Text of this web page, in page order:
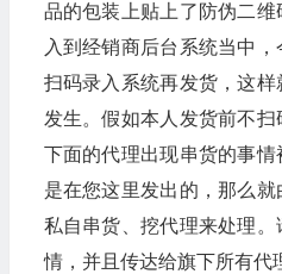
品的包装上贴上了防伪二
入到经销商后台系统当中
扫码录入系统再发货，这
发生。假如本人发货前不
下面的代理出现串货的事
是在您这里发出的，那么
私自串货、挖代理来处理
情，并且传达给旗下所有代